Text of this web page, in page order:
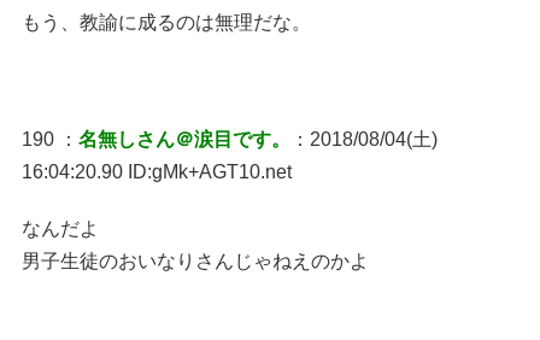
もう、教諭に成るのは無理だな。
190 ： 名無しさん＠涙目です。
：2018/08/04(土)
16:04:20.90 ID:gMk+AGT10.net
なんだよ
男子生徒のおいなりさんじゃねえのかよ